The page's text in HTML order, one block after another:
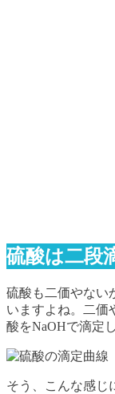
硫酸は二段
硫酸も二価やない
いますよね。二価
酸をNaOHで滴定
そう、こんな感じ